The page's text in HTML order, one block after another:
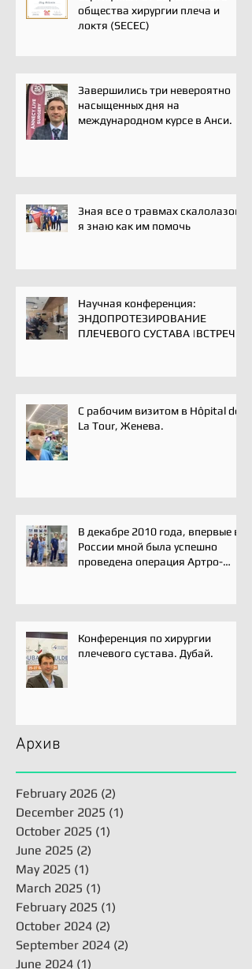
общества хирургии плеча и
локтя (SECEC)
Завершились три невероятно
насыщенных дня на
международном курсе в Анси.
Зная все о травмах скалолазов,
я знаю как им помочь
Научная конференция:
ЭНДОПРОТЕЗИРОВАНИЕ
ПЛЕЧЕВОГО СУСТАВА |ВСТРЕЧА
С рабочим визитом в Hôpital de
La Tour, Женева.
В декабре 2010 года, впервые в
России мной была успешно
проведена операция Артро-
Конференция по хирургии
плечевого сустава. Дубай.
Архив
February 2026 (2)
December 2025 (1)
October 2025 (1)
June 2025 (2)
May 2025 (1)
March 2025 (1)
February 2025 (1)
October 2024 (2)
September 2024 (2)
June 2024 (1)